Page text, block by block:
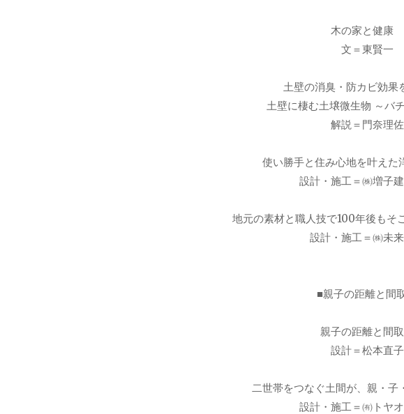
木の家と健康
文＝東賢一
土壁の消臭・防カビ効果
土壁に棲む土壌微生物 ～バ
解説＝門奈理佐
使い勝手と住み心地を叶えた
設計・施工＝㈱増子
地元の素材と職人技で100年後もそ
設計・施工＝㈱未
■親子の距離と間
親子の距離と間
設計＝松本直子
二世帯をつなぐ土間が、親・子
設計・施工＝㈲トヤ